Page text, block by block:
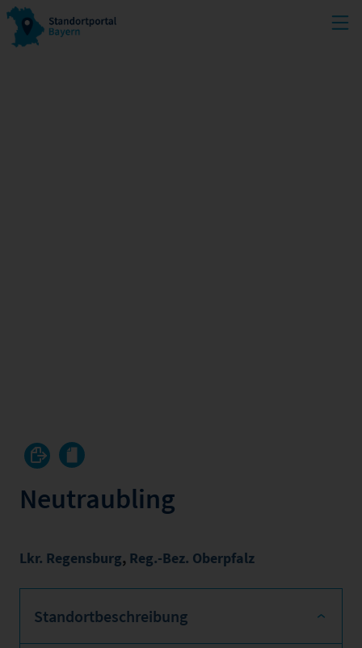
Neutraubling
Lkr. Regensburg, Reg.-Bez. Oberpfalz
Standortbeschreibung